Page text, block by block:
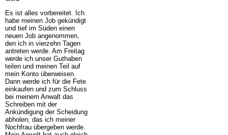
Es ist alles vorbereitet. Ich
habe meinen Job gekündigt
und tief im Süden einen
neuen Job angenommen,
den ich in vierzehn Tagen
antreten werde. Am Freitag
werde ich unser Guthaben
teilen und meinen Teil auf
mein Konto überweisen.
Dann werde ich für die Fete
einkaufen und zum Schluss
bei meinem Anwalt das
Schreiben mit der
Ankündigung der Scheidung
abholen, das ich meiner
Nochfrau übergeben werde.